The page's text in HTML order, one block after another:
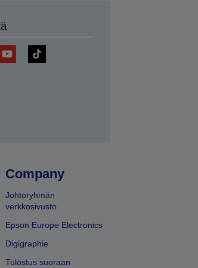
Company
Johtoryhmän
verkkosivusto
Epson Europe Electronics
Digigraphie
Tulostus suoraan